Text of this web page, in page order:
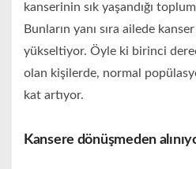
kanserinin sık yaşandığı
Bunların yanı sıra ailede
yükseltiyor. Öyle ki birinci
olan kişilerde, normal
kat artıyor.
Kansere dönüşmeden